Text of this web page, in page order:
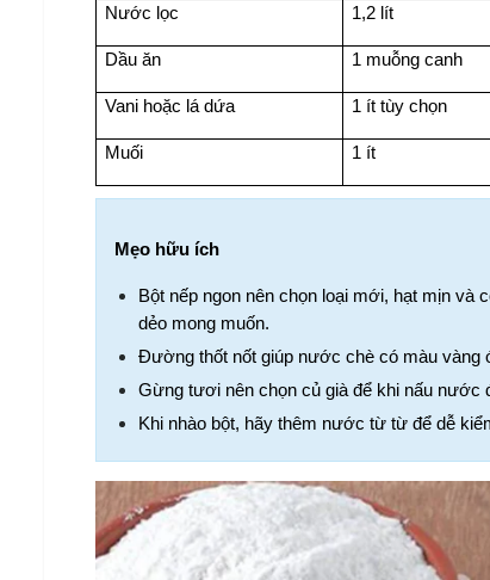
Nước lọc 1,2 lít
Dầu ăn 1 muỗng canh
Vani hoặc lá dứa 1 ít tùy chọn
Muối 1 ít
Mẹo hữu ích
Bột nếp ngon nên chọn loại mới, hạt mịn và
dẻo mong muốn.
Đường thốt nốt giúp nước chè có màu vàng
Gừng tươi nên chọn củ già để khi nấu nước
Khi nhào bột, hãy thêm nước từ từ để dễ